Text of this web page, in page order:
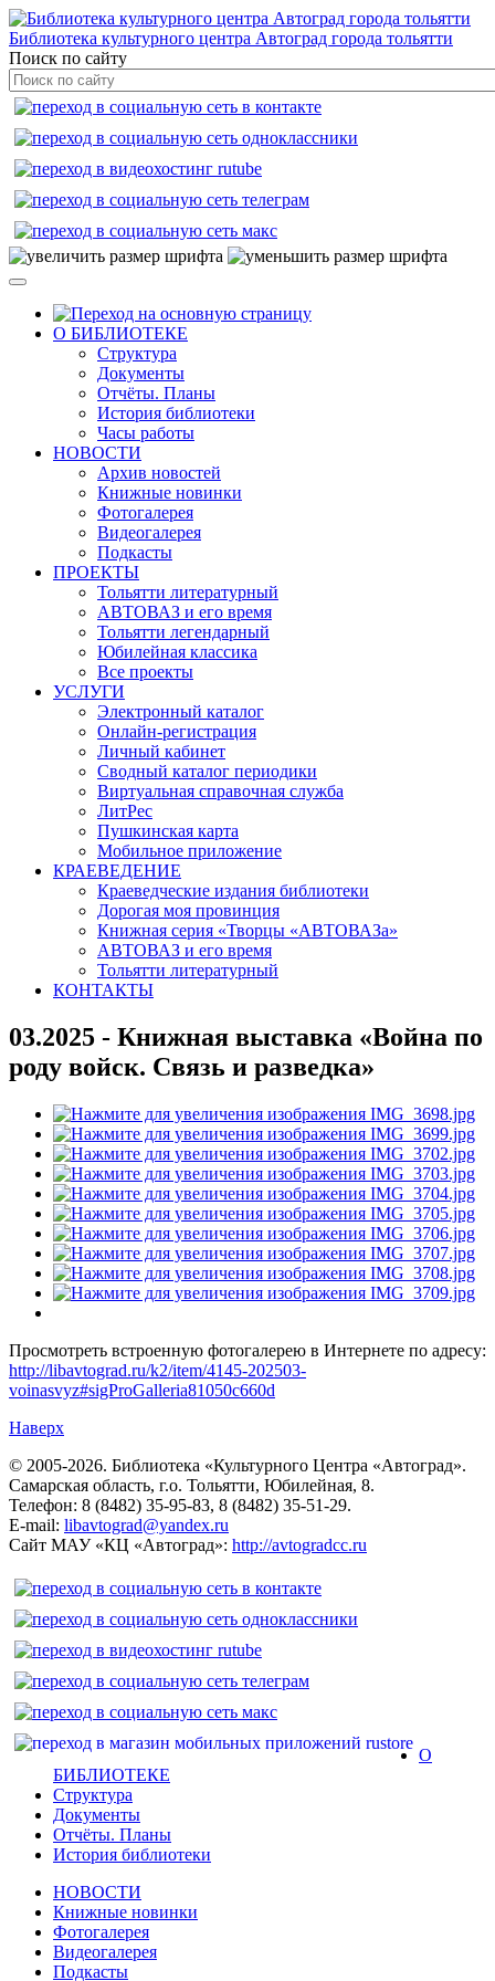
Библиотека культурного центра Автоград города тольятти
Поиск по сайту
О БИБЛИОТЕКЕ
Структура
Документы
Отчёты. Планы
История библиотеки
Часы работы
НОВОСТИ
Архив новостей
Книжные новинки
Фотогалерея
Видеогалерея
Подкасты
ПРОЕКТЫ
Тольятти литературный
АВТОВАЗ и его время
Тольятти легендарный
Юбилейная классика
Все проекты
УСЛУГИ
Электронный каталог
Онлайн-регистрация
Личный кабинет
Сводный каталог периодики
Виртуальная справочная служба
ЛитРес
Пушкинская карта
Мобильное приложение
КРАЕВЕДЕНИЕ
Краеведческие издания библиотеки
Дорогая моя провинция
Книжная серия «Творцы «АВТОВАЗа»
АВТОВАЗ и его время
Тольятти литературный
КОНТАКТЫ
03.2025 - Книжная выставка «Война по
роду войск. Связь и разведка»
Просмотреть встроенную фотогалерею в Интернете по адресу:
http://libavtograd.ru/k2/item/4145-202503-
voinasvyz#sigProGalleria81050c660d
Наверх
© 2005-2026. Библиотека «Культурного Центра «Автоград».
Самарская область, г.о. Тольятти, Юбилейная, 8.
Телефон: 8 (8482) 35-95-83, 8 (8482) 35-51-29.
E-mail: libavtograd@yandex.ru
Сайт МАУ «КЦ «Автоград»: http://avtogradcc.ru
О
БИБЛИОТЕКЕ
Структура
Документы
Отчёты. Планы
История библиотеки
НОВОСТИ
Книжные новинки
Фотогалерея
Видеогалерея
Подкасты